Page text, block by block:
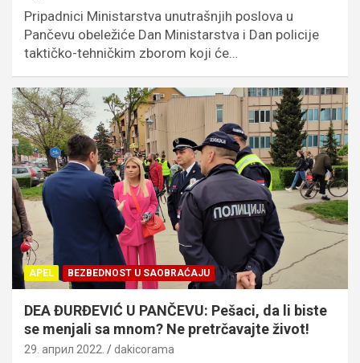
Pripadnici Ministarstva unutrašnjih poslova u
Pančevu obeležiće Dan Ministarstva i Dan policije
taktičko-tehničkim zborom koji će…
APEL BEZBEDNOST U SAOBRAĆAJU
DEA ĐURĐEVIĆ U PANČEVU: Pešaci, da li biste
se menjali sa mnom? Ne pretrčavajte život!
29. април 2022. dakicorama